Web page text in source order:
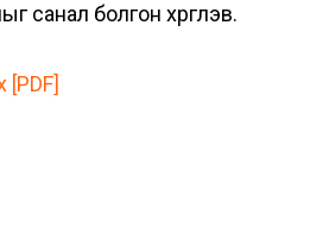
санал болгон хүргүүлэв.
[PDF]